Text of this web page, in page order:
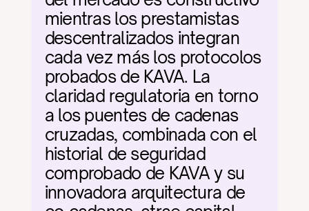
mientras los prestamistas
descentralizados integran
cada vez más los protocolos
probados de KAVA. La
claridad regulatoria en torno
a los puentes de cadenas
cruzadas, combinada con el
historial de seguridad
comprobado de KAVA y su
innovadora arquitectura de